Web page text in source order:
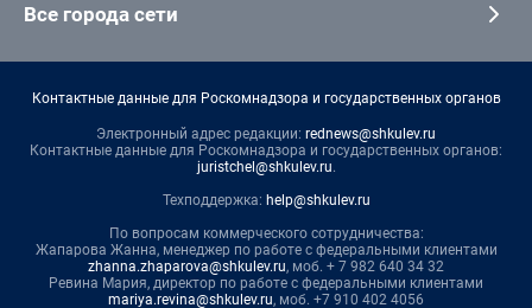
Все города сети
Контактные данные для Роскомнадзора и государственных органов
Электронный адрес редакции: rednews@shkulev.ru
Контактные данные для Роскомнадзора и государственных органов:
juristchel@shkulev.ru.
Техподдержка: help@shkulev.ru
По вопросам коммерческого сотрудничества:
Жапарова Жанна, менеджер по работе с федеральными клиентами
zhanna.zhaparova@shkulev.ru, моб. + 7 982 640 34 32
Ревина Мария, директор по работе с федеральными клиентами
mariya.revina@shkulev.ru, моб. +7 910 402 4056